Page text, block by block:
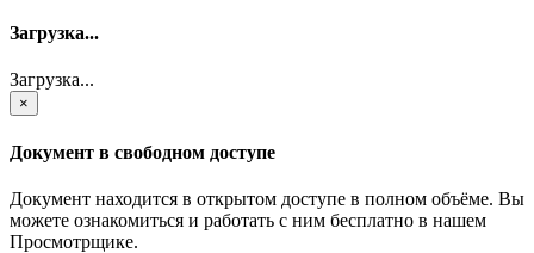
Загрузка...
Загрузка...
×
Документ в свободном доступе
Документ находится в открытом доступе в полном объёме. Вы
можете ознакомиться и работать с ним бесплатно в нашем
Просмотрщике.